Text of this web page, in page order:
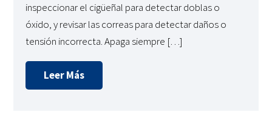
inspeccionar el cigüeñal para detectar doblas o
óxido, y revisar las correas para detectar daños o
tensión incorrecta. Apaga siempre […]
Leer Más